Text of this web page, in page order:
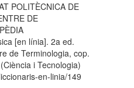
POLITÈCNICA DE
DE
[en línia]. 2a ed.
de Terminologia, cop.
i Tecnologia)
en-linia/149